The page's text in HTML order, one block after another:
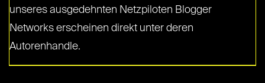
unseres ausgedehnten Netzpiloten Blogger
Networks erscheinen direkt unter deren
Autorenhandle.